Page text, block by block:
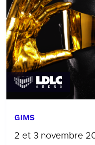
GIMS
2 et 3 novembre